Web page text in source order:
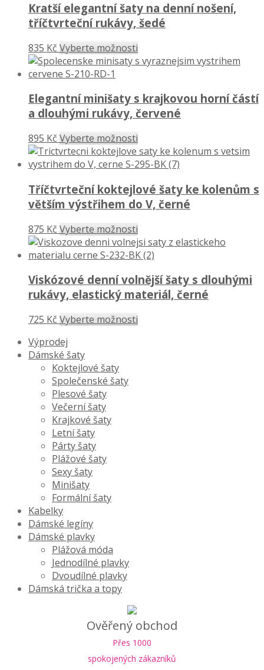
Kratší elegantní šaty na denní nošení,
tříčtvrteční rukávy, šedé
835 Kč Vyberte možnosti
Elegantní minišaty s krajkovou horní částí
a dlouhými rukávy, červené
895 Kč Vyberte možnosti
Tříčtvrteční koktejlové šaty ke kolenům s
větším výstřihem do V, černé
875 Kč Vyberte možnosti
Viskózové denní volnější šaty s dlouhými
rukávy, elastický materiál, černé
725 Kč Vyberte možnosti
Výprodej
Dámské šaty
Koktejlové šaty
Společenské šaty
Plesové šaty
Večerní šaty
Krajkové šaty
Letní šaty
Párty šaty
Plážové šaty
Sexy šaty
Minišaty
Formální šaty
Kabelky
Dámské legíny
Dámské plavky
Plážová móda
Jednodílné plavky
Dvoudílné plavky
Dámská trička a topy
Ověřený obchod
Přes 1000
spokojených zákazníků